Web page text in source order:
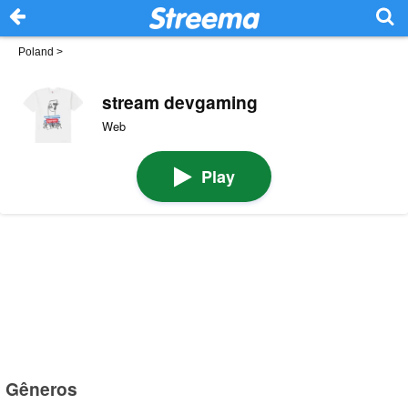
Poland >
stream devgaming
Web
Play
Gêneros